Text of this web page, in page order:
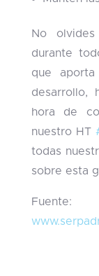
No
durante
que
desarrollo,
hora de
nuestro HT
todas
sobre esta
Fuente: